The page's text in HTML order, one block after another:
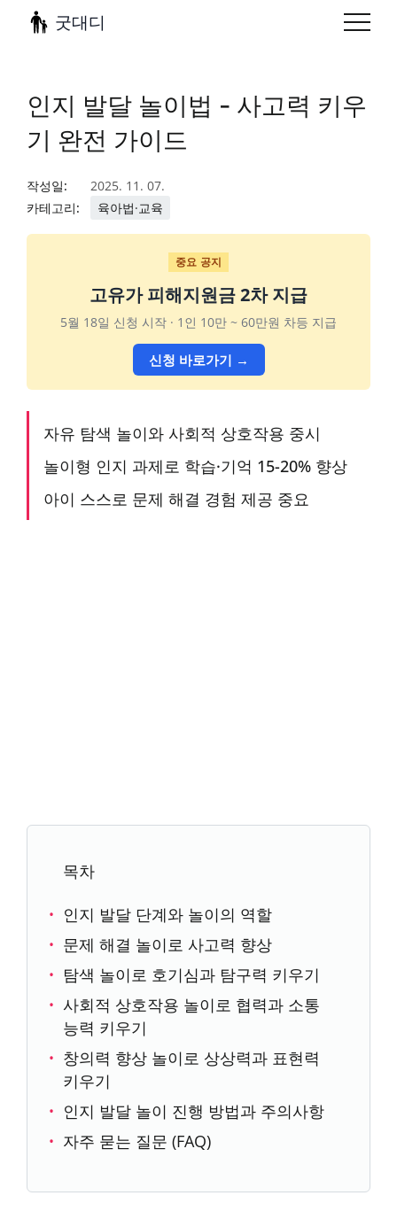
굿대디
인지 발달 놀이법 - 사고력 키우
기 완전 가이드
작성일:
2025. 11. 07.
카테고리:
육아법·교육
중요 공지
고유가 피해지원금 2차 지급
5월 18일 신청 시작 · 1인 10만 ~ 60만원 차등 지급
신청 바로가기 →
자유 탐색 놀이와 사회적 상호작용 중시
놀이형 인지 과제로 학습·기억 15-20% 향상
아이 스스로 문제 해결 경험 제공 중요
목차
인지 발달 단계와 놀이의 역할
문제 해결 놀이로 사고력 향상
탐색 놀이로 호기심과 탐구력 키우기
사회적 상호작용 놀이로 협력과 소통
능력 키우기
창의력 향상 놀이로 상상력과 표현력
키우기
인지 발달 놀이 진행 방법과 주의사항
자주 묻는 질문 (FAQ)